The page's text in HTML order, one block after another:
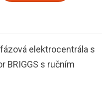
elektrocentrála s
BRIGGS s ručním